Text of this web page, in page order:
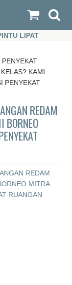
LIPAT
KAMI
PENYEKAT
REDAM
BORNEO